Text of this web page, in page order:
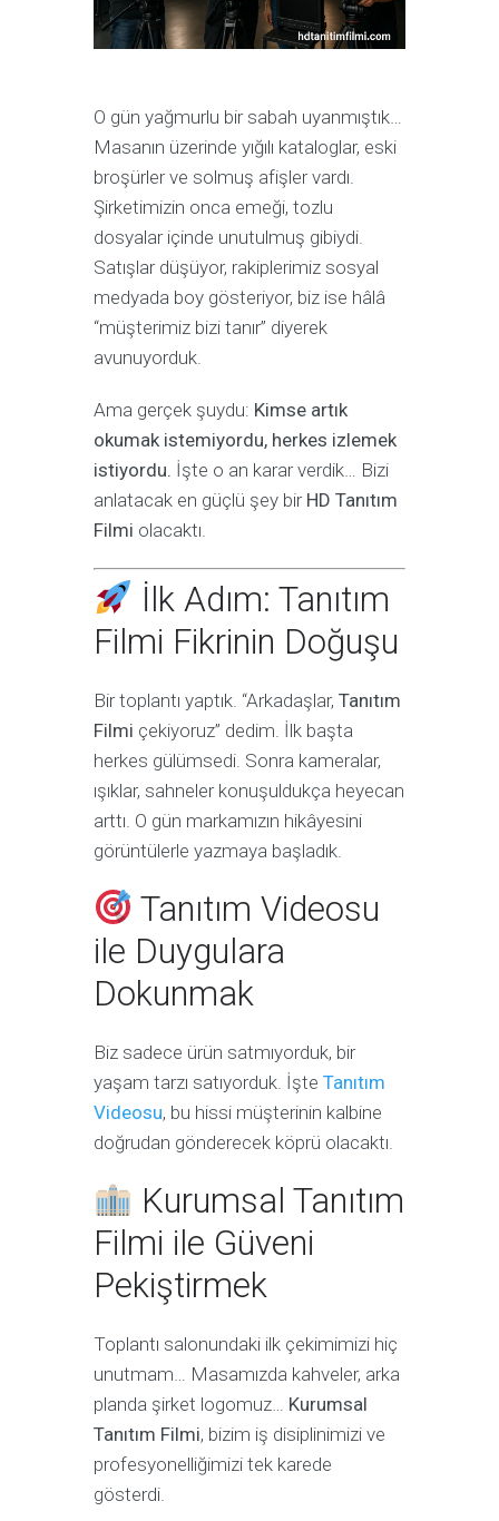
O gün yağmurlu bir sabah uyanmıştık…
Masanın üzerinde yığılı kataloglar, eski
broşürler ve solmuş afişler vardı.
Şirketimizin onca emeği, tozlu
dosyalar içinde unutulmuş gibiydi.
Satışlar düşüyor, rakiplerimiz sosyal
medyada boy gösteriyor, biz ise hâlâ
“müşterimiz bizi tanır” diyerek
avunuyorduk.
Ama gerçek şuydu: Kimse artık
okumak istemiyordu, herkes izlemek
istiyordu. İşte o an karar verdik… Bizi
anlatacak en güçlü şey bir HD Tanıtım
Filmi olacaktı.
İlk Adım: Tanıtım
Filmi Fikrinin Doğuşu
Bir toplantı yaptık. “Arkadaşlar, Tanıtım
Filmi çekiyoruz” dedim. İlk başta
herkes gülümsedi. Sonra kameralar,
ışıklar, sahneler konuşuldukça heyecan
arttı. O gün markamızın hikâyesini
görüntülerle yazmaya başladık.
Tanıtım Videosu
ile Duygulara
Dokunmak
Biz sadece ürün satmıyorduk, bir
yaşam tarzı satıyorduk. İşte Tanıtım
Videosu, bu hissi müşterinin kalbine
doğrudan gönderecek köprü olacaktı.
Kurumsal Tanıtım
Filmi ile Güveni
Pekiştirmek
Toplantı salonundaki ilk çekimimizi hiç
unutmam… Masamızda kahveler, arka
planda şirket logomuz… Kurumsal
Tanıtım Filmi, bizim iş disiplinimizi ve
profesyonelliğimizi tek karede
gösterdi.